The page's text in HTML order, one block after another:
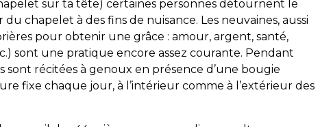
sur ta tête) certaines personnes détournent le
chapelet à des fins de nuisance. Les neuvaines, aussi
pour obtenir une grâce : amour, argent, santé,
sont une pratique encore assez courante. Pendant
sont récitées à genoux en présence d’une bougie
fixe chaque jour, à l’intérieur comme à l’extérieur des